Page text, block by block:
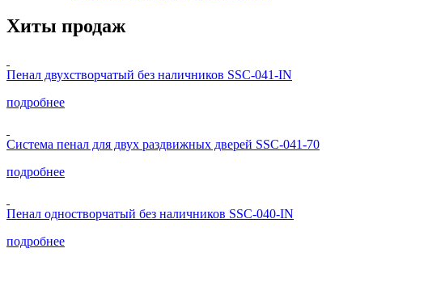
Хиты продаж
Пенал двухстворчатый без наличников SSC-041-IN
подробнее
Система пенал для двух раздвижных дверей SSC-041-70
подробнее
Пенал одностворчатый без наличников SSC-040-IN
подробнее